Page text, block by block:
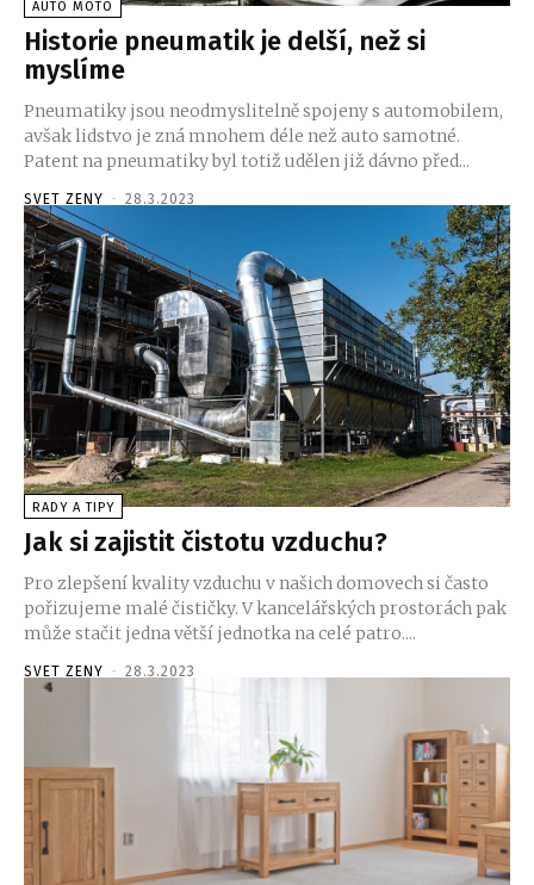
AUTO MOTO
Historie pneumatik je delší, než si
myslíme
Pneumatiky jsou neodmyslitelně spojeny s automobilem,
avšak lidstvo je zná mnohem déle než auto samotné.
Patent na pneumatiky byl totiž udělen již dávno před...
SVET ZENY - 28.3.2023
RADY A TIPY
Jak si zajistit čistotu vzduchu?
Pro zlepšení kvality vzduchu v našich domovech si často
pořizujeme malé čističky. V kancelářských prostorách pak
může stačit jedna větší jednotka na celé patro....
SVET ZENY - 28.3.2023